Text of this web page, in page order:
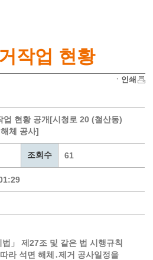
작업 현황
ㆍ인쇄
업 현황 공개[시청로 20 (철산동)
체 공사]
조회수 61
법」 제27조 및 같은 법 시행규칙
라 석면 해체․제거 공사일정을